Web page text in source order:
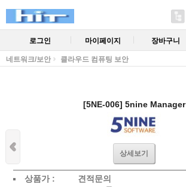
로그인 마이페이지 장바구니
네트워크/보안 클라우드 컴퓨팅 보안
[5NE-006] 5nine Manager
상세보기
상품가 :
견적문의